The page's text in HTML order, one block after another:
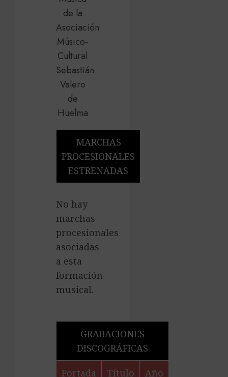
MARCHAS
PROCESIONALES
ESTRENADAS
No hay
marchas
procesionales
asociadas
a esta
formación
musical.
GRABACIONES
DISCOGRÁFICAS
Portada Título Año